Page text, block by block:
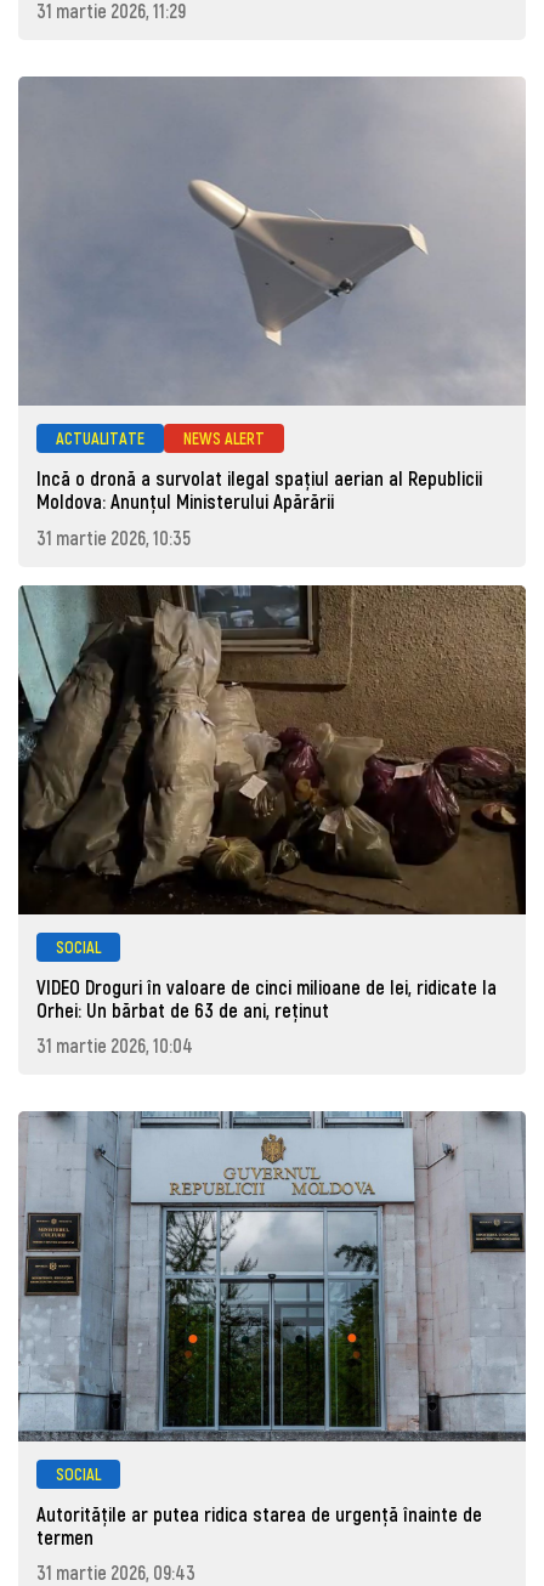
31 martie 2026, 11:29
ACTUALITATE NEWS ALERT
Incă o dronă a survolat ilegal spațiul aerian al Republicii
Moldova: Anunţul Ministerului Apărării
31 martie 2026, 10:35
SOCIAL
VIDEO Droguri în valoare de cinci milioane de lei, ridicate la
Orhei: Un bărbat de 63 de ani, reţinut
31 martie 2026, 10:04
SOCIAL
Autoritățile ar putea ridica starea de urgență înainte de
termen
31 martie 2026, 09:43